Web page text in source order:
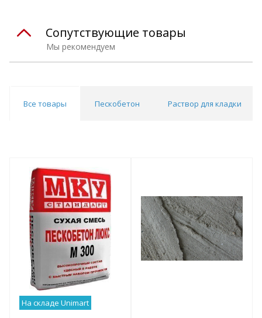
Мы рекомендуем
Сопутствующие товары
Все товары Пескобетон Раствор для кладки
На складе Unimart